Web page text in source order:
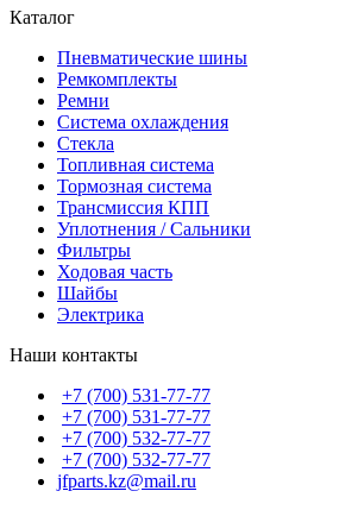
Каталог
Пневматические шины
Ремкомплекты
Ремни
Система охлаждения
Стекла
Топливная система
Тормозная система
Трансмиссия КПП
Уплотнения / Сальники
Фильтры
Ходовая часть
Шайбы
Электрика
Наши контакты
+7 (700) 531-77-77
+7 (700) 531-77-77
+7 (700) 532-77-77
+7 (700) 532-77-77
jfparts.kz@mail.ru